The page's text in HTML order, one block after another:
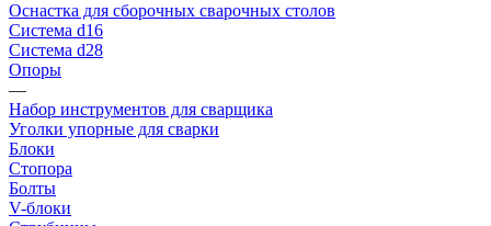
Оснастка для сборочных сварочных столов
Система d16
Система d28
Опоры
—
Набор инструментов для сварщика
Уголки упорные для сварки
Блоки
Стопора
Болты
V-блоки